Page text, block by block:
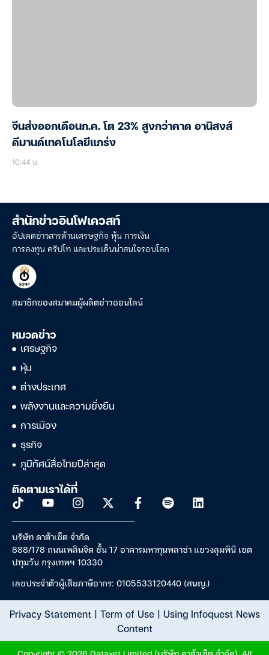
จีนส่งออกเดือนก.ค. โต 23% สูงกว่าคาด อานิสงส์
ดีมานด์เทคโนโลยีแกร่ง
10:44 น.
สำนักข่าวอินโฟเควสท์
อัปเดตข่าวสารด้านเศรษฐกิจ หุ้น การเงิน
การลงทุน คริปโท และประเด็นน่าสนใจรอบโลก
สมาชิกของสมาคมผู้ผลิตข่าวออนไลน์
หมวดข่าว
เศรษฐกิจ
หุ้น
ต่างประเทศ
พลังงานและความยั่งยืน
การเมือง
ธุรกิจ
ภูมิทัศน์สื่อไทยปีล่าสุด
ติดตามเราได้ที่
บริษัท ดาต้าเซ็ต จำกัด
888/178 ถนนเพลินจิต ชั้น 17 อาคารมหาทุนพลาซ่า แขวงลุมพินี เขต
ปทุมวัน กรุงเทพฯ 10330
เลขประจำตัวผู้เสียภาษีอากร: 0105533120440 (สนญ.)
Privacy Statement| Term of Use| Using Infoquest News
Content